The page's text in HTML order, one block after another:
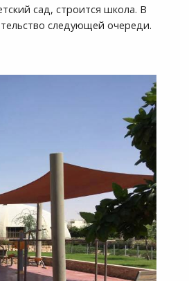
сад, строится школа. В
следующей очереди.